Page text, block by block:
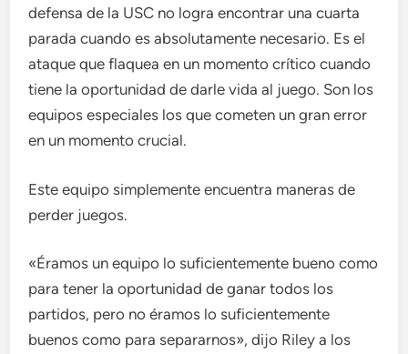
defensa de la USC no logra encontrar una cuarta
parada cuando es absolutamente necesario. Es el
ataque que flaquea en un momento crítico cuando
tiene la oportunidad de darle vida al juego. Son los
equipos especiales los que cometen un gran error
en un momento crucial.
Este equipo simplemente encuentra maneras de
perder juegos.
«Éramos un equipo lo suficientemente bueno como
para tener la oportunidad de ganar todos los
partidos, pero no éramos lo suficientemente
buenos como para separarnos», dijo Riley a los